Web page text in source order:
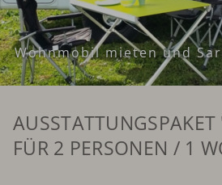
Wohnmobil mieten und
FÜR 2 PERSONEN / 1